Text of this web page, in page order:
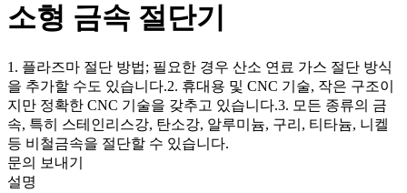
소형 금속 절단기
1. 플라즈마 절단 방법; 필요한 경우 산소 연료 가스 절단 방식
을 추가할 수도 있습니다.2. 휴대용 및 CNC 기술, 작은 구조이
지만 정확한 CNC 기술을 갖추고 있습니다.3. 모든 종류의 금
속, 특히 스테인리스강, 탄소강, 알루미늄, 구리, 티타늄, 니켈
등 비철금속을 절단할 수 있습니다.
문의 보내기
설명